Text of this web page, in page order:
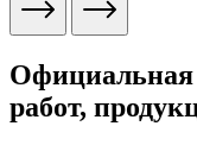
Официальная
работ,